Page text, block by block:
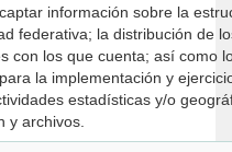
información sobre la
federativa; la distribución de
con los que cuenta; así como
la implementación y
estadísticas y/o
y archivos.